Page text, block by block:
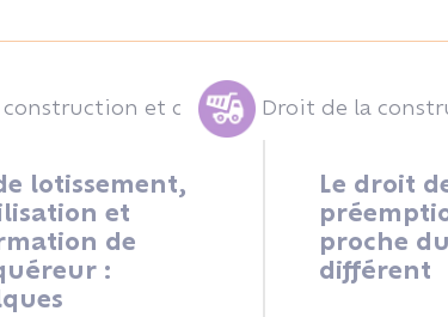
et de l'urbanisme
lotissement,
et
de
:
Droit de la
Le droit
proche
différent